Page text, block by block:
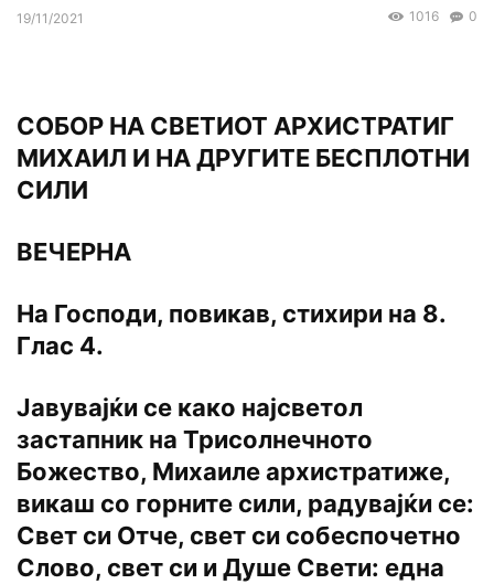
19/11/2021 0
1016
СОБОР НА СВЕТИОТ АРХИСТРАТИГ
МИХАИЛ И НА ДРУГИТЕ БЕСПЛОТНИ
СИЛИ
ВЕЧЕРНА
На Господи, повикав, стихири на 8.
Глас 4.
Јавувајќи се како најсветол
застапник на Трисолнечното
Божество, Михаиле архистратиже,
викаш со горните сили, радувајќи се:
Свет си Отче, свет си собеспочетно
Слово, свет си и Душе Свети: една